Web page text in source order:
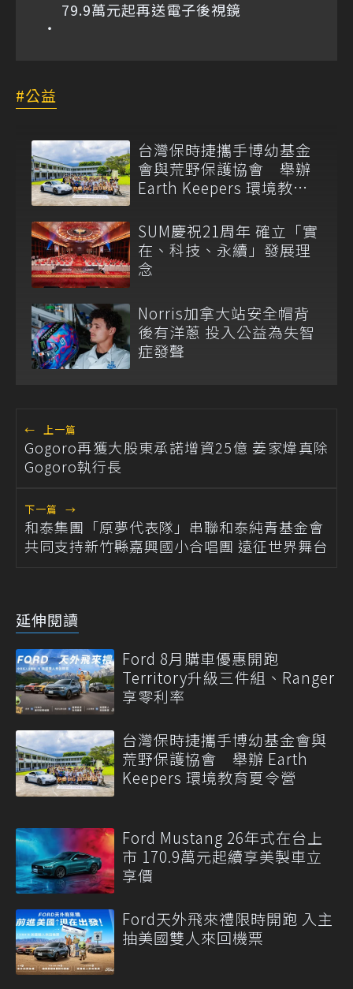
79.9萬元起再送電子後視鏡
公益
台灣保時捷攜手博幼基金
會與荒野保護協會 舉辦
Earth Keepers 環境教育
SUM慶祝21周年 確立「實
在、科技、永續」發展理
念
Norris加拿大站安全帽背
後有洋蔥 投入公益為失智
症發聲
← 上一篇
Gogoro再獲大股東承諾增資25億 姜家煒真除
Gogoro執行長
下一篇 →
和泰集團「原夢代表隊」串聯和泰純青基金會
共同支持新竹縣嘉興國小合唱團 遠征世界舞台
延伸閱讀
Ford 8月購車優惠開跑
Territory升級三件組、Ranger
享零利率
台灣保時捷攜手博幼基金會與
荒野保護協會 舉辦 Earth
Keepers 環境教育夏令營
Ford Mustang 26年式在台上
市 170.9萬元起續享美製車立
享價
Ford天外飛來禮限時開跑 入主
抽美國雙人來回機票